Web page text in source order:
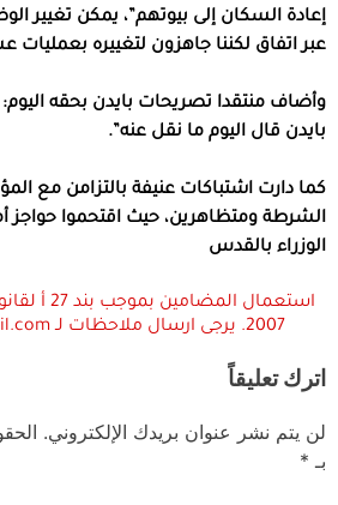
إعادة السكان إلى بيوتهم”، يمكن تغيير
عبر اتفاق لكننا جاهزون لتغييره بعمليات
وأضاف منتقدا تصريحات بايدن بحقه
بايدن قال اليوم ما نقل عنه”.
كما دارت اشتباكات عنيفة بالتزامن مع
الشرطة ومتظاهرين، حيث اقتحموا حواجز
الوزراء بالقدس
استعمال
2007. يرجى ارسال ملاحظات لـ akkanet.net@gmail.com
اترك تعليقاً
لن يتم نشر عنوان بريدك الإلكتروني.
بـ *